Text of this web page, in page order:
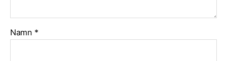
Namn *